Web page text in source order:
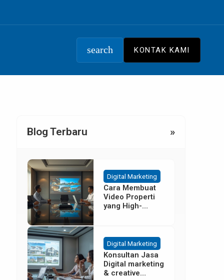
search KONTAK KAMI
Blog Terbaru »
Digital Marketing
Cara Membuat
Video Properti
yang High-
Digital Marketing
Konsultan Jasa
Digital marketing
& creative